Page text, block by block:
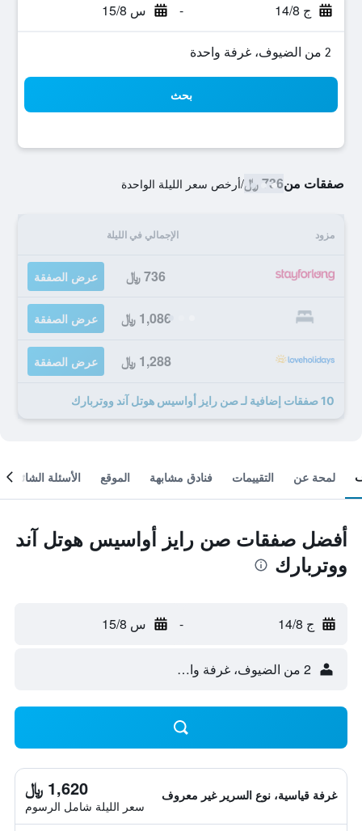
ج 14/8 - س 15/8
2 من الضيوف، غرفة واحدة
بحث
صفقات من736 ﷼ /أرخص سعر الليلة الواحدة
مزود الإجمالي في الليلة
736 ﷼ عرض الصفقة
1,086 ﷼ عرض الصفقة
1,288 ﷼ عرض الصفقة
10 صفقات إضافية لـ صن رايز أواسيس هوتل آند ووتربارك
لمحة عن التقييمات فنادق مشابهة الموقع الأسئلة الشائعة
أفضل صفقات صن رايز أواسيس هوتل آند
ووتربارك
ج 14/8 - س 15/8
2 من الضيوف، غرفة واحدة
غرفة قياسية، نوع السرير غير معروف 1,620 ﷼
سعر الليلة شامل الرسوم